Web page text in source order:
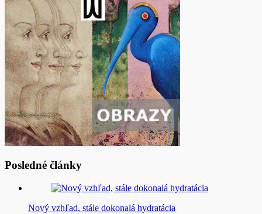
Posledné články
Nový vzhľad, stále dokonalá hydratácia